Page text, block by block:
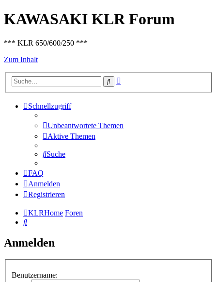
KAWASAKI KLR Forum
*** KLR 650/600/250 ***
Zum Inhalt
Suche
Schnellzugriff
Unbeantwortete Themen
Aktive Themen
Suche
FAQ
Anmelden
Registrieren
KLRHome Foren
Suche
Anmelden
Benutzername: